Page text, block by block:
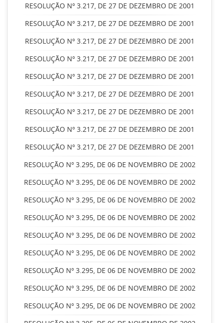
RESOLUÇÃO Nº 3.217, DE 27 DE DEZEMBRO DE 2001
RESOLUÇÃO Nº 3.217, DE 27 DE DEZEMBRO DE 2001
RESOLUÇÃO Nº 3.217, DE 27 DE DEZEMBRO DE 2001
RESOLUÇÃO Nº 3.217, DE 27 DE DEZEMBRO DE 2001
RESOLUÇÃO Nº 3.217, DE 27 DE DEZEMBRO DE 2001
RESOLUÇÃO Nº 3.217, DE 27 DE DEZEMBRO DE 2001
RESOLUÇÃO Nº 3.217, DE 27 DE DEZEMBRO DE 2001
RESOLUÇÃO Nº 3.217, DE 27 DE DEZEMBRO DE 2001
RESOLUÇÃO Nº 3.217, DE 27 DE DEZEMBRO DE 2001
RESOLUÇÃO Nº 3.295, DE 06 DE NOVEMBRO DE 2002
RESOLUÇÃO Nº 3.295, DE 06 DE NOVEMBRO DE 2002
RESOLUÇÃO Nº 3.295, DE 06 DE NOVEMBRO DE 2002
RESOLUÇÃO Nº 3.295, DE 06 DE NOVEMBRO DE 2002
RESOLUÇÃO Nº 3.295, DE 06 DE NOVEMBRO DE 2002
RESOLUÇÃO Nº 3.295, DE 06 DE NOVEMBRO DE 2002
RESOLUÇÃO Nº 3.295, DE 06 DE NOVEMBRO DE 2002
RESOLUÇÃO Nº 3.295, DE 06 DE NOVEMBRO DE 2002
RESOLUÇÃO Nº 3.295, DE 06 DE NOVEMBRO DE 2002